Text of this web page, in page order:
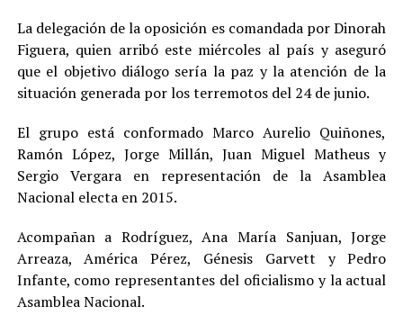
La delegación de la oposición es comandada por Dinorah
Figuera, quien arribó este miércoles al país y aseguró
que el objetivo diálogo sería la paz y la atención de la
situación generada por los terremotos del 24 de junio.
El grupo está conformado Marco Aurelio Quiñones,
Ramón López, Jorge Millán, Juan Miguel Matheus y
Sergio Vergara en representación de la Asamblea
Nacional electa en 2015.
Acompañan a Rodríguez, Ana María Sanjuan, Jorge
Arreaza, América Pérez, Génesis Garvett y Pedro
Infante, como representantes del oficialismo y la actual
Asamblea Nacional.